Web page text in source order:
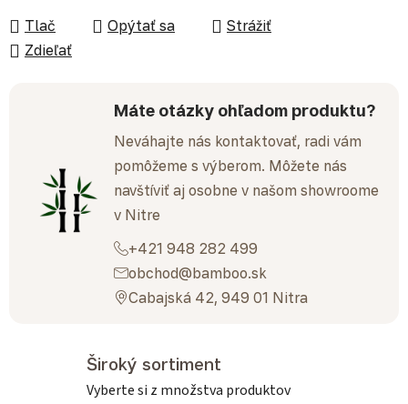
Tlač Opýtať sa
Strážiť
Zdieľať
Máte otázky ohľadom produktu?
Neváhajte nás kontaktovať, radi vám
pomôžeme s výberom. Môžete nás
navštíviť aj osobne v našom showroome
v Nitre
+421 948 282 499
obchod@bamboo.sk
Cabajská 42, 949 01 Nitra
Široký sortiment
Vyberte si z množstva produktov